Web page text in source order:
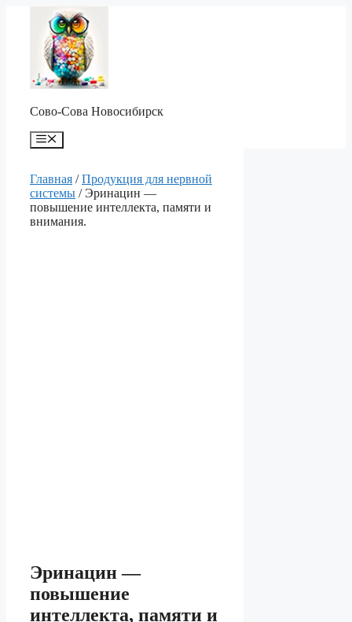
содержимому
Сово-Сова Новосибирск
Меню
Главная /Продукция для нервной
системы / Эринацин —
повышение интеллекта, памяти и
внимания.
Эринацин —
повышение
интеллекта, памяти и